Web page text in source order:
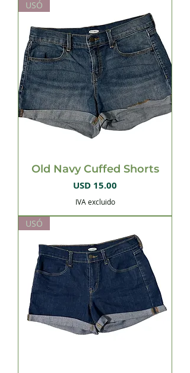
USÓ
Old Navy Cuffed Shorts
Precio
USD 15.00
IVA excluido
USÓ